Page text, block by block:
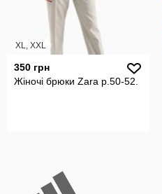
XL, XXL
350 грн
Жіночі брюки Zara р.50-52.